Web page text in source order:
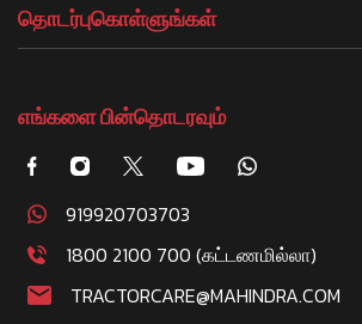
தொடர்புகொள்ளுங்கள்
எங்களை பின்தொடரவும்
919920703703
1800 2100 700 (கட்டணமில்லா)
TRACTORCARE@MAHINDRA.COM